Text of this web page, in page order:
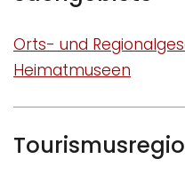
Orts- und
Heimatmuseen